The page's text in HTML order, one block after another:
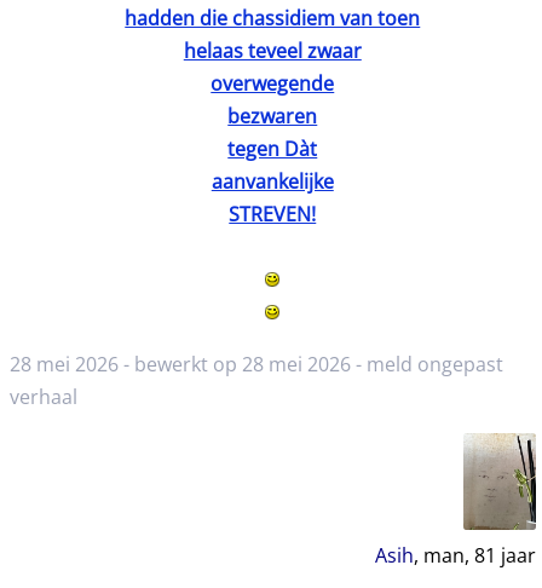
hadden die chassidiem van toen
helaas teveel zwaar
overwegende
bezwaren
tegen Dàt
aanvankelijke
STREVEN!
28 mei 2026 - bewerkt op 28 mei 2026 - meld ongepast
verhaal
Asih, man, 81 jaar